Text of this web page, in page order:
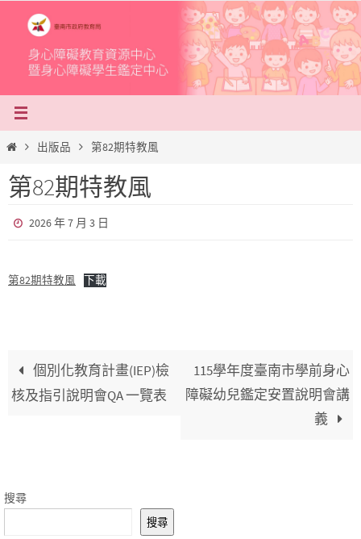
content
Home出版品 第82期特教風
第82期特教風
2026 年 7 月 3 日
第82期特教風 下載
個別化教育計畫(IEP)檢
核及指引說明會QA 一覽表
115學年度臺南市學前身心
障礙幼兒鑑定安置說明會講
義
搜尋
搜尋